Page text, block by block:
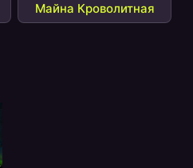
Майна Кроволитная